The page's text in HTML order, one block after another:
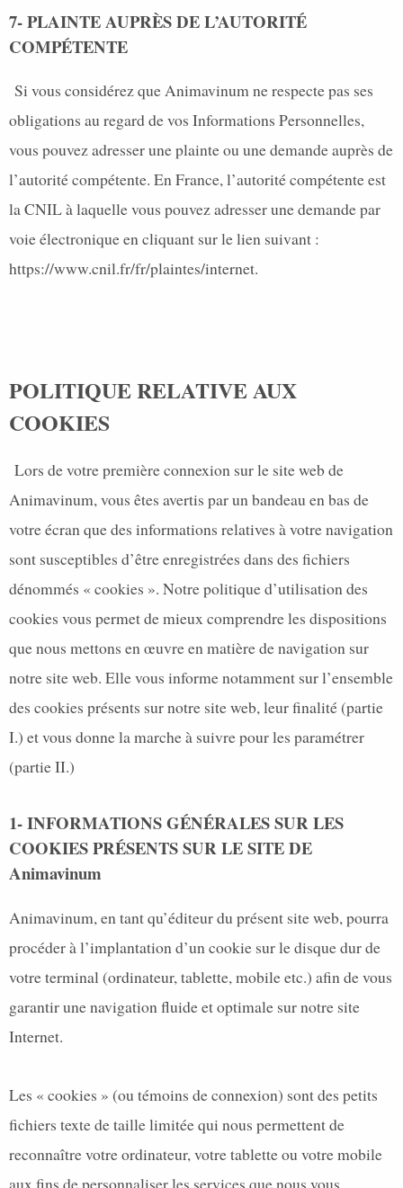
7- PLAINTE AUPRÈS DE L’AUTORITÉ
COMPÉTENTE
Si vous considérez que Animavinum ne respecte pas ses
obligations au regard de vos Informations Personnelles,
vous pouvez adresser une plainte ou une demande auprès de
l’autorité compétente. En France, l’autorité compétente est
la CNIL à laquelle vous pouvez adresser une demande par
voie électronique en cliquant sur le lien suivant :
https://www.cnil.fr/fr/plaintes/internet.
POLITIQUE RELATIVE AUX
COOKIES
Lors de votre première connexion sur le site web de
Animavinum, vous êtes avertis par un bandeau en bas de
votre écran que des informations relatives à votre navigation
sont susceptibles d’être enregistrées dans des fichiers
dénommés « cookies ». Notre politique d’utilisation des
cookies vous permet de mieux comprendre les dispositions
que nous mettons en œuvre en matière de navigation sur
notre site web. Elle vous informe notamment sur l’ensemble
des cookies présents sur notre site web, leur finalité (partie
I.) et vous donne la marche à suivre pour les paramétrer
(partie II.)
1- INFORMATIONS GÉNÉRALES SUR LES
COOKIES PRÉSENTS SUR LE SITE DE
Animavinum
Animavinum, en tant qu’éditeur du présent site web, pourra
procéder à l’implantation d’un cookie sur le disque dur de
votre terminal (ordinateur, tablette, mobile etc.) afin de vous
garantir une navigation fluide et optimale sur notre site
Internet.
Les « cookies » (ou témoins de connexion) sont des petits
fichiers texte de taille limitée qui nous permettent de
reconnaître votre ordinateur, votre tablette ou votre mobile
aux fins de personnaliser les services que nous vous